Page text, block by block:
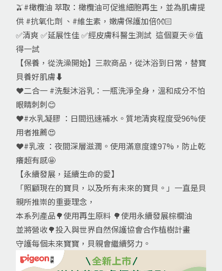
🫒#橄欖油 萃取：橄欖油可促進細胞再生，並為肌膚提
供 #抗氧化劑 、#維生素，嫩膚保護加倍👐🏻
✅清爽 ✅延展性佳 ✅經皮膚科醫生測試 這個夏天🌞值
得一試
【保養，從洗澡開始】三款商品，從沐浴到日常，替寶
貝養好肌膚⬇️
❤️二合一 #洗髮沐浴乳：一瓶洗淨全身，溫和成分不怕
眼睛刺刺😊
❤️#水乳凝膠 ：日間迅速補水。質地清爽程度受96%使
用者推薦😍
❤️#乳液 ：夜間深層滋潤。使用滿意度達97%，防止乾
癢超有感🤩
【永續發展，延續生命的愛】
「照顧現在的寶貝，以及所有未來的寶貝。」一直是貝
親所推崇的重要理念，
本系列產品🌳使用再生原料 🌳使用永續發展棕櫚油
並將營收🌳投入與世界自然保護協會合作植樹計畫
守護每個未來寶寶，貝親會繼續努力。